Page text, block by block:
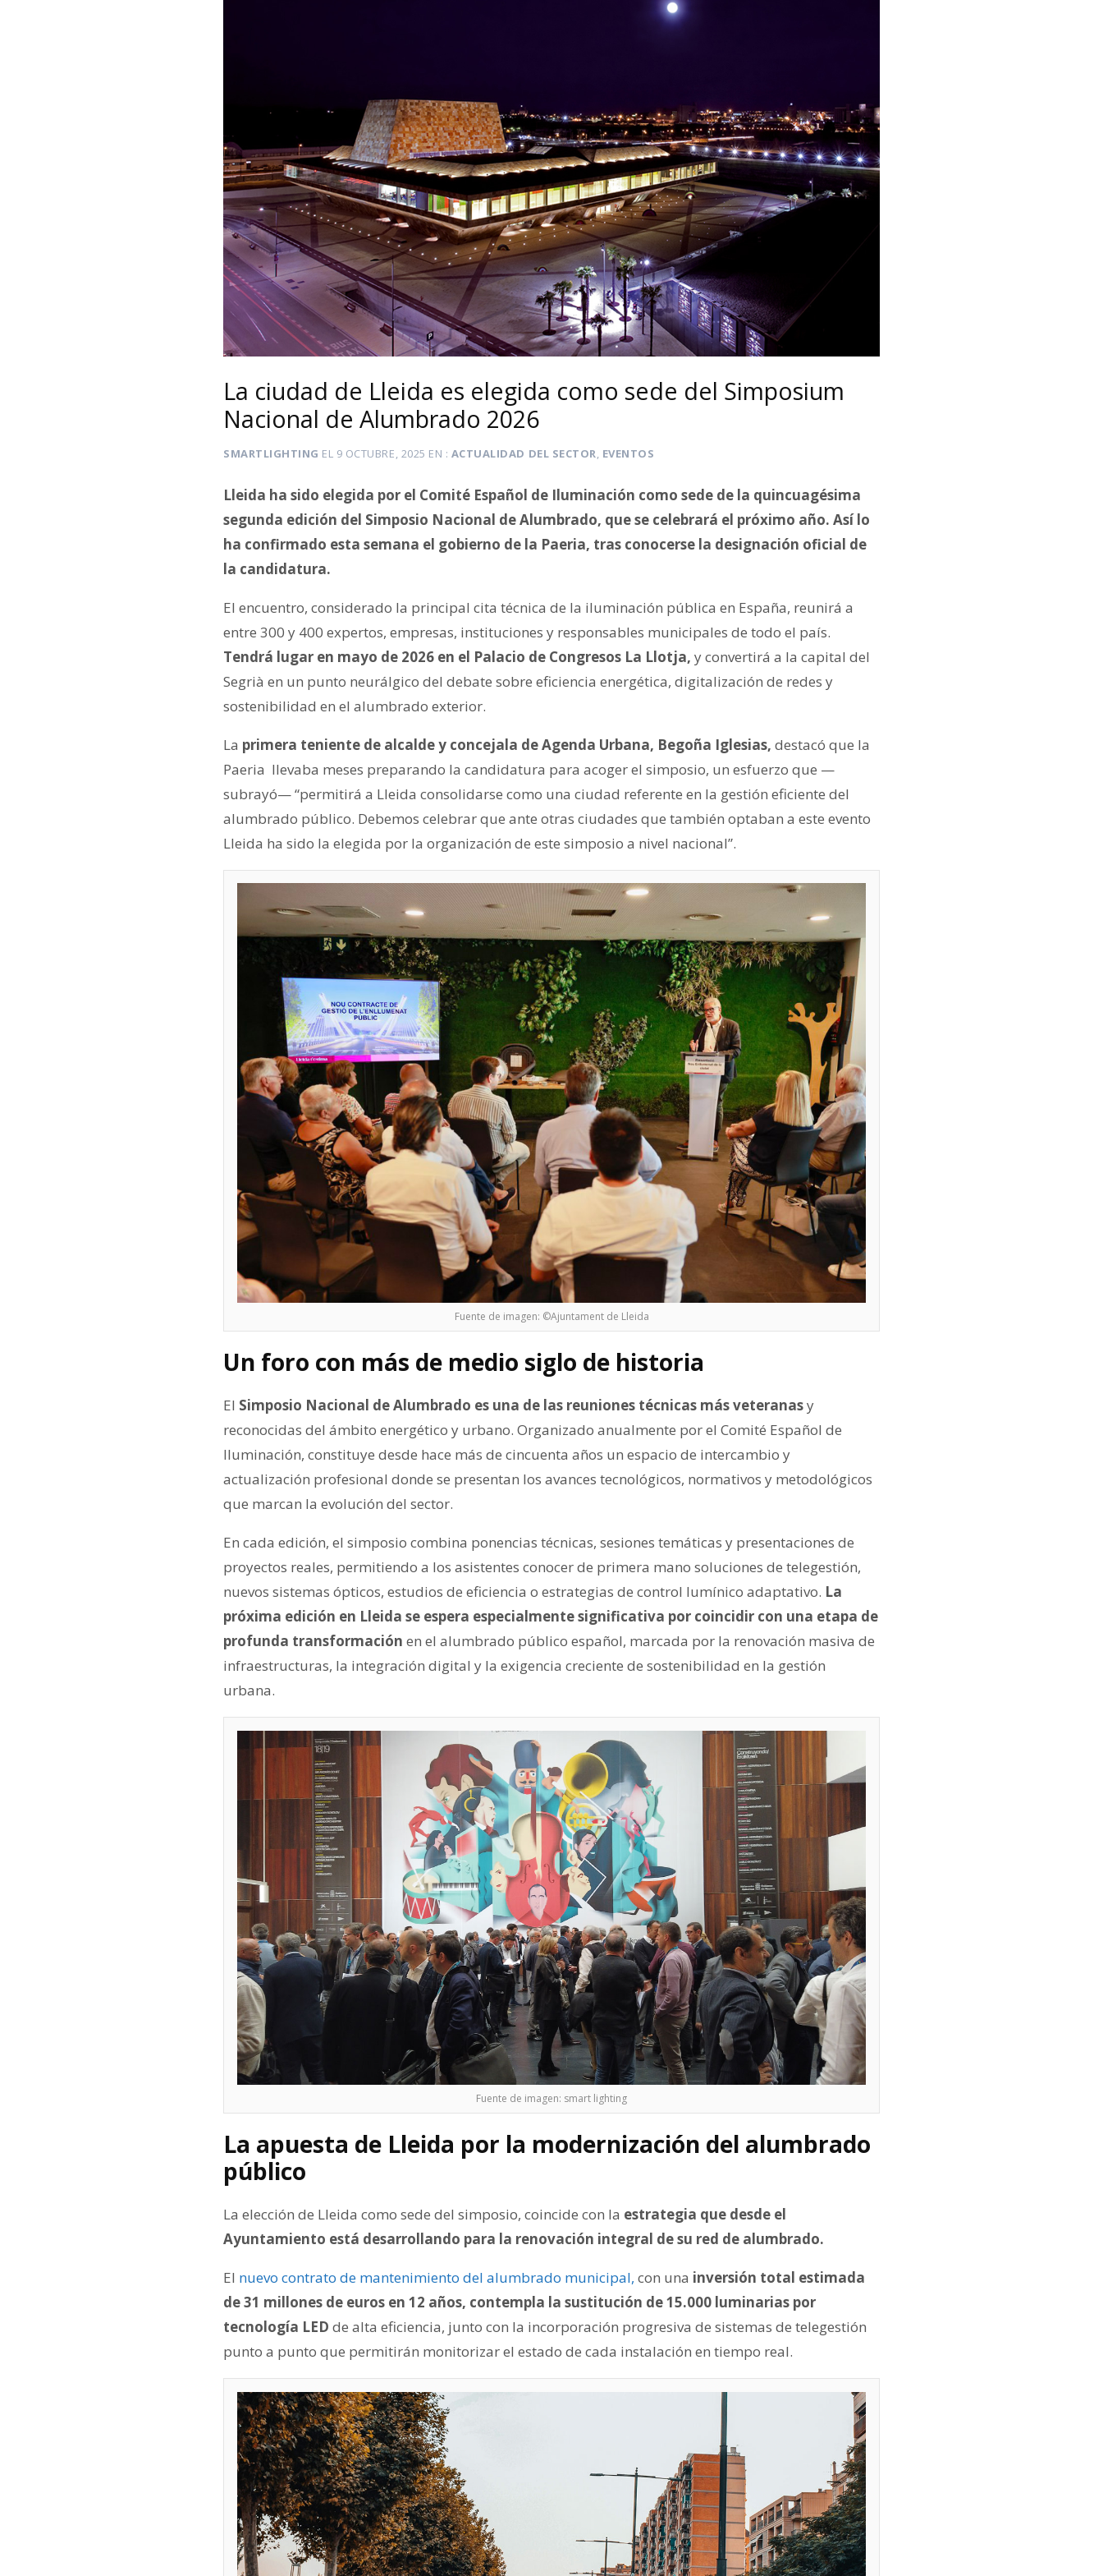
La ciudad de Lleida es elegida como sede del Simposium
Nacional de Alumbrado 2026
SMARTLIGHTING EL 9 OCTUBRE, 2025 EN ACTUALIDAD DEL SECTOR, EVENTOS
Lleida ha sido elegida por el Comité Español de Iluminación como sede de la quincuagésima
segunda edición del Simposio Nacional de Alumbrado, que se celebrará el próximo año. Así lo
ha confirmado esta semana el gobierno de la Paeria, tras conocerse la designación oficial de
la candidatura.
El encuentro, considerado la principal cita técnica de la iluminación pública en España, reunirá a
entre 300 y 400 expertos, empresas, instituciones y responsables municipales de todo el país.
Tendrá lugar en mayo de 2026 en el Palacio de Congresos La Llotja, y convertirá a la capital del
Segrià en un punto neurálgico del debate sobre eficiencia energética, digitalización de redes y
sostenibilidad en el alumbrado exterior.
La primera teniente de alcalde y concejala de Agenda Urbana, Begoña Iglesias, destacó que la
Paeria llevaba meses preparando la candidatura para acoger el simposio, un esfuerzo que —
subrayó— “permitirá a Lleida consolidarse como una ciudad referente en la gestión eficiente del
alumbrado público. Debemos celebrar que ante otras ciudades que también optaban a este evento
Lleida ha sido la elegida por la organización de este simposio a nivel nacional”.
Fuente de imagen: ©Ajuntament de Lleida
Un foro con más de medio siglo de historia
El Simposio Nacional de Alumbrado es una de las reuniones técnicas más veteranasy
reconocidas del ámbito energético y urbano. Organizado anualmente por el Comité Español de
Iluminación, constituye desde hace más de cincuenta años un espacio de intercambio y
actualización profesional donde se presentan los avances tecnológicos, normativos y metodológicos
que marcan la evolución del sector.
En cada edición, el simposio combina ponencias técnicas, sesiones temáticas y presentaciones de
proyectos reales, permitiendo a los asistentes conocer de primera mano soluciones de telegestión,
nuevos sistemas ópticos, estudios de eficiencia o estrategias de control lumínico adaptativo. La
próxima edición en Lleida se espera especialmente significativa por coincidir con una etapa de
profunda transformación en el alumbrado público español, marcada por la renovación masiva de
infraestructuras, la integración digital y la exigencia creciente de sostenibilidad en la gestión
urbana.
Fuente de imagen: smart lighting
La apuesta de Lleida por la modernización del alumbrado
público
La elección de Lleida como sede del simposio, coincide con la estrategia que desde el
Ayuntamiento está desarrollando para la renovación integral de su red de alumbrado.
El nuevo contrato de mantenimiento del alumbrado municipal, con una inversión total estimada
de 31 millones de euros en 12 años, contempla la sustitución de 15.000 luminarias por
tecnología LED de alta eficiencia, junto con la incorporación progresiva de sistemas de telegestión
punto a punto que permitirán monitorizar el estado de cada instalación en tiempo real.